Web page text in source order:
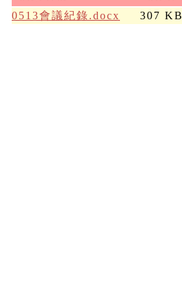
0513會議紀錄.docx
307 KB